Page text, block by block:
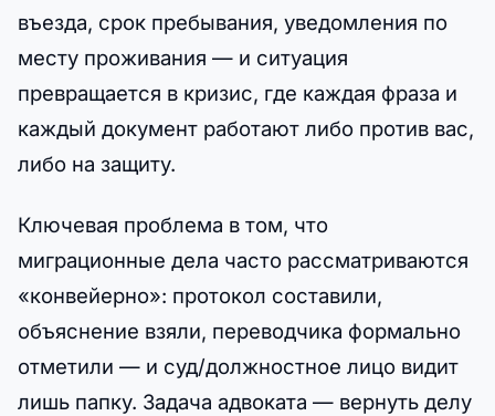
въезда, срок пребывания, уведомления по
месту проживания — и ситуация
превращается в кризис, где каждая фраза и
каждый документ работают либо против вас,
либо на защиту.
Ключевая проблема в том, что
миграционные дела часто рассматриваются
«конвейерно»: протокол составили,
объяснение взяли, переводчика формально
отметили — и суд/должностное лицо видит
лишь папку. Задача адвоката — вернуть делу